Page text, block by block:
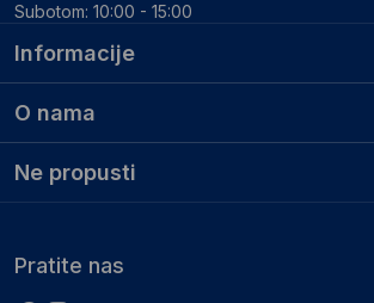
Informacije
O nama
Ne propusti
Subotom: 10:00 - 15:00
Pratite nas